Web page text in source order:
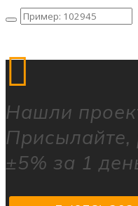
Нашли
Присылайте,
±5% за 1